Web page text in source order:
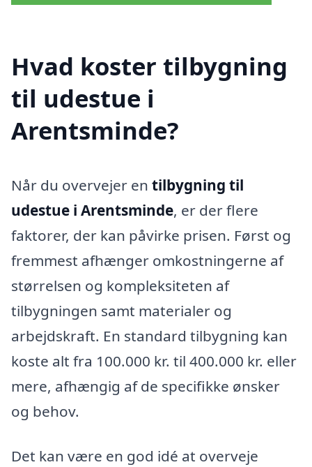
Hvad koster tilbygning
til udestue i
Arentsminde?
Når du overvejer en tilbygning til
udestue i Arentsminde, er der flere
faktorer, der kan påvirke prisen. Først og
fremmest afhænger omkostningerne af
størrelsen og kompleksiteten af
tilbygningen samt materialer og
arbejdskraft. En standard tilbygning kan
koste alt fra 100.000 kr. til 400.000 kr. eller
mere, afhængig af de specifikke ønsker
og behov.
Det kan være en god idé at overveje